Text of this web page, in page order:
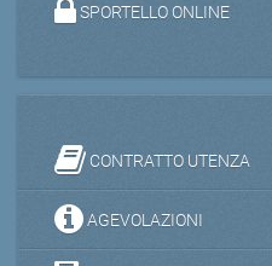
SPORTELLO ONLINE
CONTRATTO UTENZA
AGEVOLAZIONI